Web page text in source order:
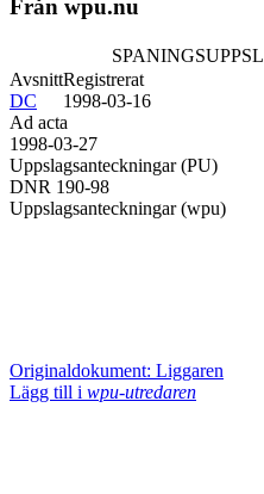
Från wpu.nu
Avsnitt
DC
Registrerat
1998-03-16
Ad acta
1998-03-27
Uppslagsanteckningar (PU)
DNR 190-98
Uppslagsanteckningar (wpu)
Originaldokument: Liggaren
Lägg till i wpu-utredaren